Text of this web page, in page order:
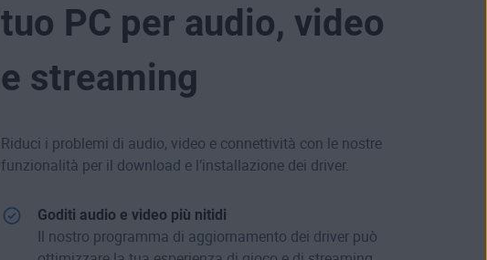
tuo PC per audio, video
e streaming
Riduci i problemi di audio, video e connettività con le nostre
funzionalità per il download e l’installazione dei driver.
Goditi audio e video più nitidi
Il nostro programma di aggiornamento dei driver può